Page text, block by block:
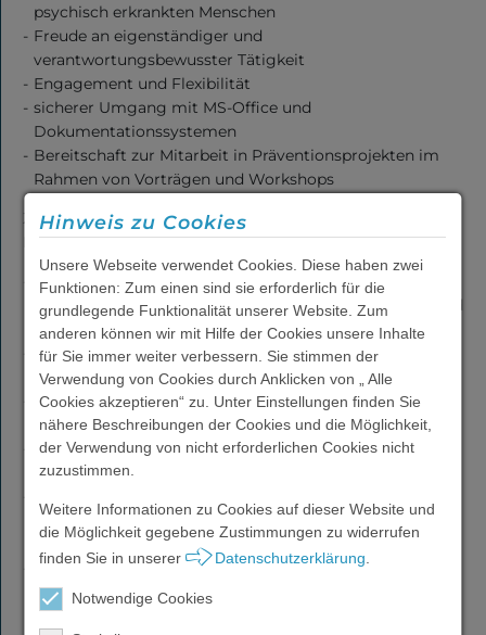
Beratung &
Behandlung
Freizeit
Berufliche
Integration
Wohnen
PSZ
Akademie
Über uns
psychisch erkrankten Menschen
Freude an eigenständiger und
verantwortungsbewusster Tätigkeit
Engagement und Flexibilität
sicherer Umgang mit MS-Office und
Dokumentationssystemen
Bereitschaft zur Mitarbeit in Präventionsprojekten im
Rahmen von Vorträgen und Workshops
Zusätzlich sind eine oder mehrere der anbei angeführten
Erfahrungen / Kompetenzen von Vorteil:
Eintragung in die Liste der klinischen Psycholog*innen
mit Nachweis der fachlichen Kompetenz gemäß §§6 und
12 Psychologengesetz
Erfüllung der Voraussetzungen als
Vertragspsychotherapeut*in der ÖGK-NÖ
Eingehende Kenntnisse (mind. 80 Stunden Fortbildung)
über schwere Krankheitsbilder
500 – 1.000 nachweislich erbrachte Therapiestunden mit
der Zielgruppe
einer psychiatrischen Abteilung eines Krankenhauses
mit nachgewiesener therapeutischer Arbeit
Erfahrung in der Arbeit mit Gruppen
Hinweis zu Cookies
Unsere Webseite verwendet Cookies. Diese haben zwei
Funktionen: Zum einen sind sie erforderlich für die
grundlegende Funktionalität unserer Website. Zum
anderen können wir mit Hilfe der Cookies unsere Inhalte
für Sie immer weiter verbessern. Sie stimmen der
Verwendung von Cookies durch Anklicken von „ Alle
Cookies akzeptieren“ zu. Unter Einstellungen finden Sie
nähere Beschreibungen der Cookies und die Möglichkeit,
der Verwendung von nicht erforderlichen Cookies nicht
zuzustimmen.
Weitere Informationen zu Cookies auf dieser Website und
die Möglichkeit gegebene Zustimmungen zu widerrufen
finden Sie in unserer
Datenschutzerklärung
Notwendige Cookies